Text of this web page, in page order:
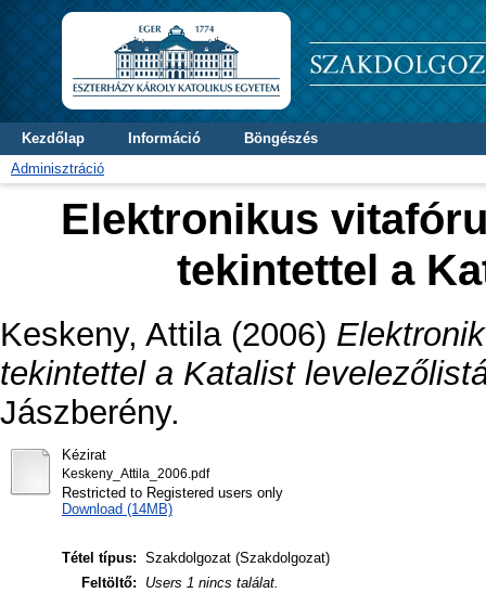
Kezdőlap Információ
Böngészés
Adminisztráció
Elektronikus
tekintettel a
Keskeny, Attila(2006)
tekintettel a Katalist
Jászberény.
Kézirat
Keskeny_Attila_2006.pdf
Restricted to Registered users only
Download (14MB)
Tétel típus: Szakdolgozat (Szakdolgozat)
Feltöltő:
Users 1 nincs találat.